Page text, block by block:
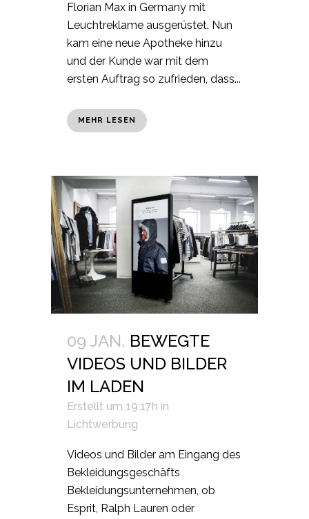
Florian Max in Germany mit
Leuchtreklame ausgerüstet. Nun
kam eine neue Apotheke hinzu
und der Kunde war mit dem
ersten Auftrag so zufrieden, dass...
MEHR LESEN
09 JAN. BEWEGTE
VIDEOS UND BILDER
IM LADEN
Erstellt um 19:17h in
Lichtwerbung
Videos und Bilder am Eingang des
Bekleidungsgeschäfts
Bekleidungsunternehmen, ob
Esprit, Ralph Lauren oder